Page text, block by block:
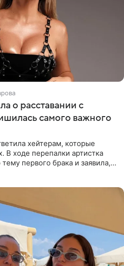
о расставании с
самого важного
хейтерам, которые
В ходе перепалки артистка
первого брака и заявила,